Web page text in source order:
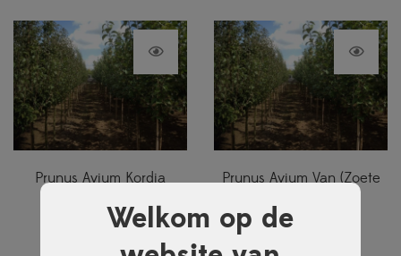
Welkom op de
Prunus Avium Kordia
116,50
Prunus Avium Van (Zoete
€116,50